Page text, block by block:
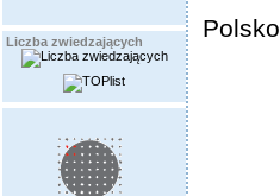
Liczba zwiedzających
Polsko